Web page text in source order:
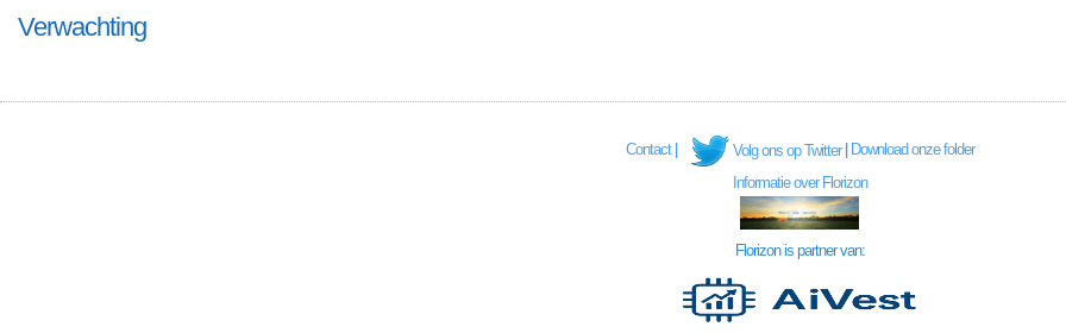
Verwachting
Contact| Volg ons op Twitter| Download onze folder
Informatie over Florizon
Florizon is partner van: